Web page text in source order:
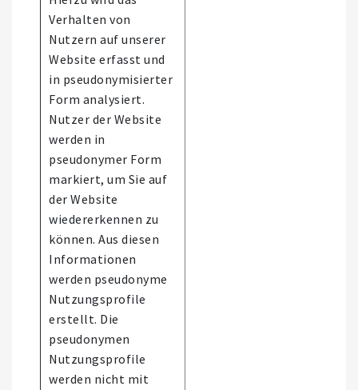
Verhalten von
Nutzern auf unserer
Website erfasst und
in pseudonymisierter
Form analysiert.
Nutzer der Website
werden in
pseudonymer Form
markiert, um Sie auf
der Website
wiedererkennen zu
können. Aus diesen
Informationen
werden pseudonyme
Nutzungsprofile
erstellt. Die
pseudonymen
Nutzungsprofile
werden nicht mit